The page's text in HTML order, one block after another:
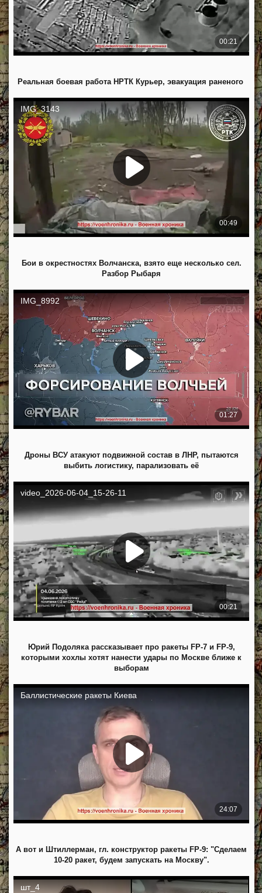
Реальная боевая работа НРТК Курьер, эвакуация раненого
Бои в окрестностях Волчанска, взято еще несколько сел.
Разбор Рыбаря
Дроны ВСУ атакуют подвижной состав в ЛНР, пытаются
выбить логистику, парализовать её
Юрий Подоляка рассказывает про ракеты FP-7 и FP-9,
которыми хохлы хотят нанести удары по Москве ближе к
выборам
А вот и Штиллерман, гл. конструктор ракеты FP-9: "Сделаем
10-20 ракет, будем запускать на Москву".